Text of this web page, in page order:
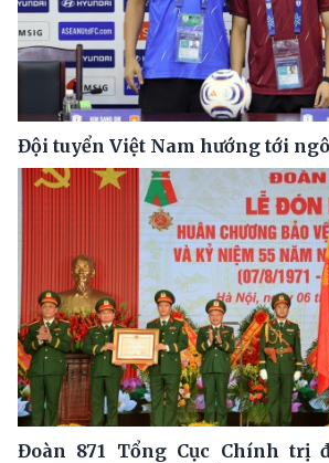
Đội tuyển Việt Nam hướng tới
Đoàn 871 Tổng Cục Chính trị